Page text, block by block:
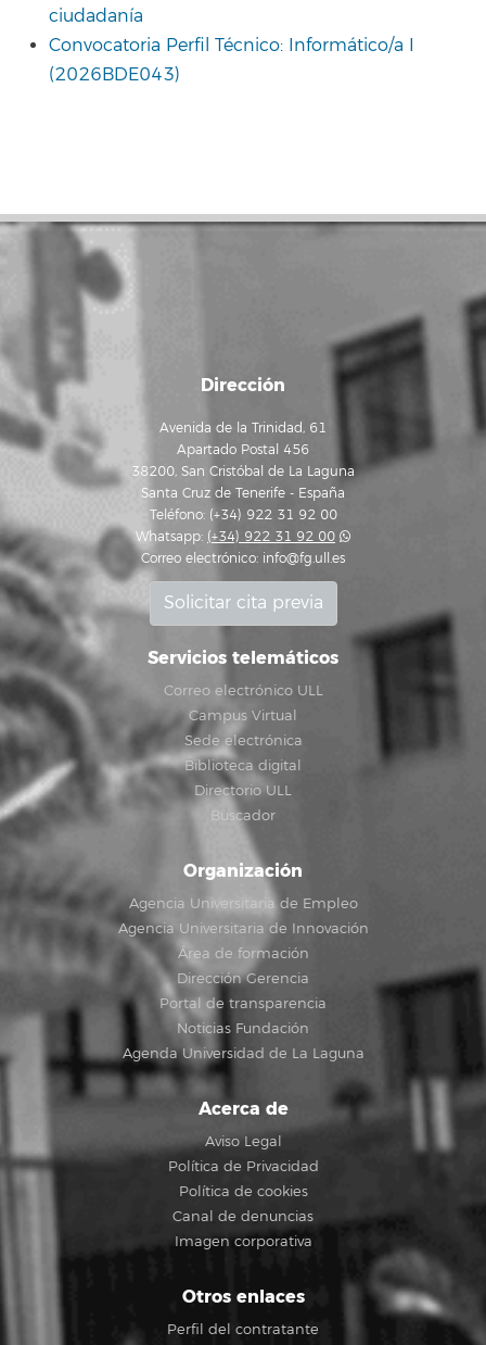
ciudadanía
Convocatoria Perfil Técnico: Informático/a I
(2026BDE043)
Dirección
Avenida de la Trinidad, 61
Apartado Postal 456
38200, San Cristóbal de La Laguna
Santa Cruz de Tenerife - España
Teléfono: (+34) 922 31 92 00
Whatsapp: (+34) 922 31 92 00
Correo electrónico: info@fg.ull.es
Solicitar cita previa
Servicios telemáticos
Correo electrónico ULL
Campus Virtual
Sede electrónica
Biblioteca digital
Directorio ULL
Buscador
Organización
Agencia Universitaria de Empleo
Agencia Universitaria de Innovación
Área de formación
Dirección Gerencia
Portal de transparencia
Noticias Fundación
Agenda Universidad de La Laguna
Acerca de
Aviso Legal
Política de Privacidad
Política de cookies
Canal de denuncias
Imagen corporativa
Otros enlaces
Perfil del contratante